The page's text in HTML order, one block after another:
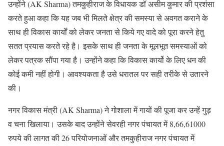
उन्होंने (AK Sharma) तमकुहीराज के विधायक डॉ असीम कुमार की प्रशंसा
करते हुआ कहा कि यह जब भी मिलते क्षेत्र की समस्या से अवगत कराने के
साथ ही विकास कार्यों को लेकर जनता से किये गए वादे को पूरा करने हेतु
सतत प्रयास करते रहे है। इसके साथ ही जनता के मूलभूत समस्याओं को
लेकर पत्रक सौंपा गया है। उन्होंने कहा कि विकास कार्यो के लिए धन की
कोई कमी नहीं होगी। आवश्यकता है उसे धरातल पर सही तरीके से उतारने
की।
नगर विकास मंत्री (AK Sharma) ने गोशाला में गायों की पूजा कर उन्हें गुड़
व चना खिलाया। उसके बाद उन्होंने सेवरही नगर पंचायत में 8,66,61000
रुपये की लागत की 26 परियोजनाओं और तमकुहीराज नगर पंचायत में